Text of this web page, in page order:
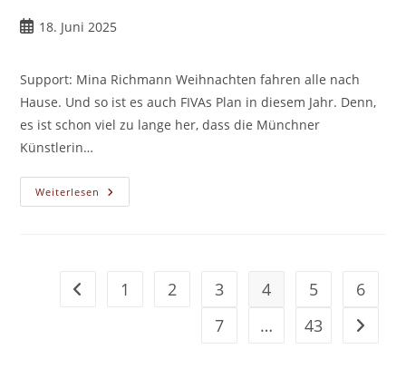
Beitrag18. Juni 2025
Support: Mina Richmann Weihnachten fahren alle nach
Hause. Und so ist es auch FIVAs Plan in diesem Jahr. Denn,
es ist schon viel zu lange her, dass die Münchner
Künstlerin…
Weiterlesen FIVA
//
Gehe zur vorherigen Seite
1 2 3 4 5
6
7
… 43 Gehe